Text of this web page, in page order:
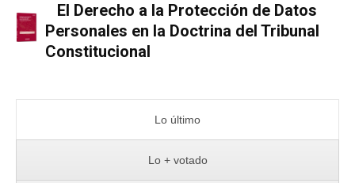
El Derecho a la Protección de Datos
Personales en la Doctrina del Tribunal
Constitucional
Lo último
Lo + votado